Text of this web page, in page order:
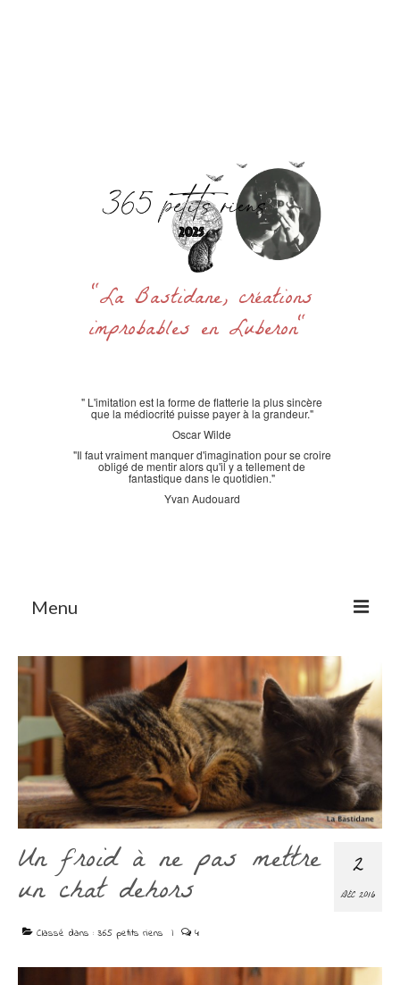
"La Bastidane, créations
improbables en Luberon"
" L'imitation est la forme de flatterie la plus sincère
que la médiocrité puisse payer à la grandeur."
Oscar Wilde
"Il faut vraiment manquer d'imagination pour se croire
obligé de mentir alors qu'il y a tellement de
fantastique dans le quotidien."
Yvan Audouard
Menu
Accueil
La Bastidane
La Boutique
Découvrir
2
DÉC 2016
Un froid à ne pas mettre
un chat dehors
Classé dans : 365 petits riens | 4